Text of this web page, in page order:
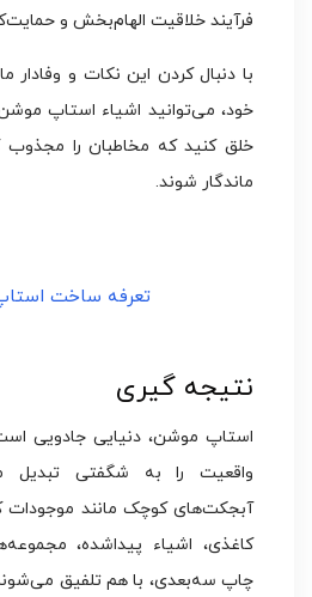
فرآیند خلاقیت الهام‌بخش و
با دنبال کردن این نکات و وفادار
خود، می‌توانید اشیاء استاپ
خلق کنید که مخاطبان را مجذوب
ماندگار شوند.
تعرفه ساخت
نتیجه گیری
استاپ موشن، دنیایی جادویی
واقعیت را به شگفتی تبدیل
آبجکت‌های کوچک مانند موجودات
کاغذی، اشیاء پیداشده،
چاپ سه‌بعدی، با هم تلفیق